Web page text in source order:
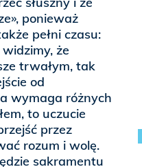
ponieważ
pełni czasu:
że
trwałym, tak
od
wymaga różnych
to uczucie
przez
rozum i wolę.
sakramentu